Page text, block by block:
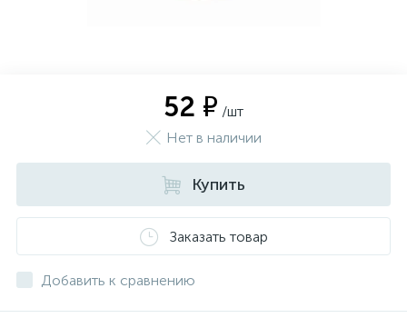
52 ₽ /шт
Нет в наличии
Купить
Заказать товар
Добавить к сравнению